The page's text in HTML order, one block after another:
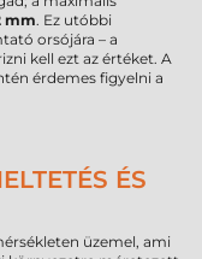
mm. Ez utóbbi
orsójára – a
kell ezt az értéket. A
érdemes figyelni a
ÉS
üzemel, ami